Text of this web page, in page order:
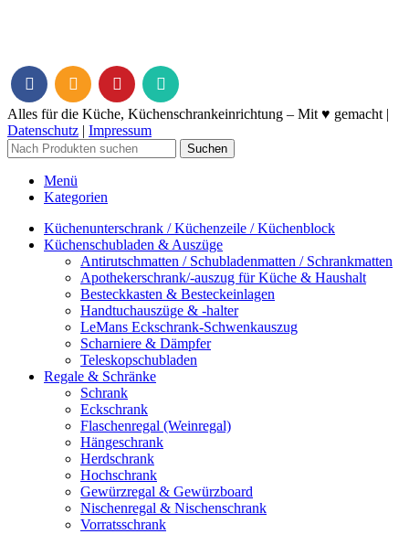
Alles für die Küche, Küchenschrankeinrichtung – Mit ♥ gemacht |
Datenschutz | Impressum
Suchen
Menü
Kategorien
Küchenunterschrank / Küchenzeile / Küchenblock
Küchenschubladen & Auszüge
Antirutschmatten / Schubladenmatten / Schrankmatten
Apothekerschrank/-auszug für Küche & Haushalt
Besteckkasten & Besteckeinlagen
Handtuchauszüge & -halter
LeMans Eckschrank-Schwenkauszug
Scharniere & Dämpfer
Teleskopschubladen
Regale & Schränke
Schrank
Eckschrank
Flaschenregal (Weinregal)
Hängeschrank
Herdschrank
Hochschrank
Gewürzregal & Gewürzboard
Nischenregal & Nischenschrank
Vorratsschrank